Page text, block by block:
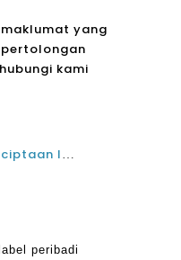
yang
kami
Teknologi sistem pemurnian udara yang digunakan dalam penciptaan label peribadi yang disesuaikan pembersih udara rumah
peribadi